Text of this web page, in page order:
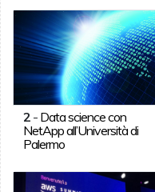
2- Data science con
NetApp all’Università di
Palermo